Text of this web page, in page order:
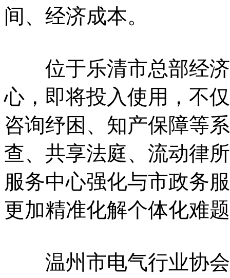
间、经济成本。
位于乐清市总部经济
心，即将投入使用，不
咨询纾困、知产保障等
查、共享法庭、流动律
服务中心强化与市政务
更加精准化解个体化难
温州市电气行业协会